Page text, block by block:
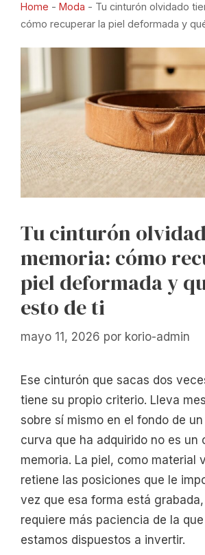
Home - Moda - Tu cinturón olvidado
cómo recuperar la piel deformada y
Tu cinturón
memoria: cómo
piel deformada y
esto de ti
mayo 11, 2026 por korio-admin
Ese cinturón que sacas dos
tiene su propio criterio. Lleva
sobre sí mismo en el fondo de
curva que ha adquirido no es un
memoria. La piel, como material
retiene las posiciones que le
vez que esa forma está
requiere más paciencia de la
estamos dispuestos a invertir.